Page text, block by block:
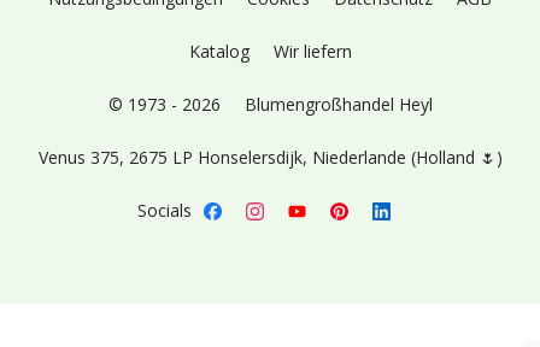
Katalog Wir liefern
© 1973 - 2026 Blumengroßhandel Heyl
Venus 375, 2675 LP Honselersdijk, Niederlande (Holland 🌷)
Socials